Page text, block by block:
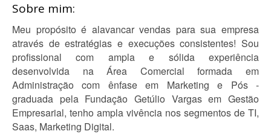
Sobre mim:
Meu propósito é alavancar vendas para sua empresa
através de estratégias e execuções consistentes! Sou
profissional com ampla e sólida experiência
desenvolvida na Área Comercial formada em
Administração com ênfase em Marketing e Pós -
graduada pela Fundação Getúlio Vargas em Gestão
Empresarial, tenho ampla vivência nos segmentos de TI,
Saas, Marketing Digital.